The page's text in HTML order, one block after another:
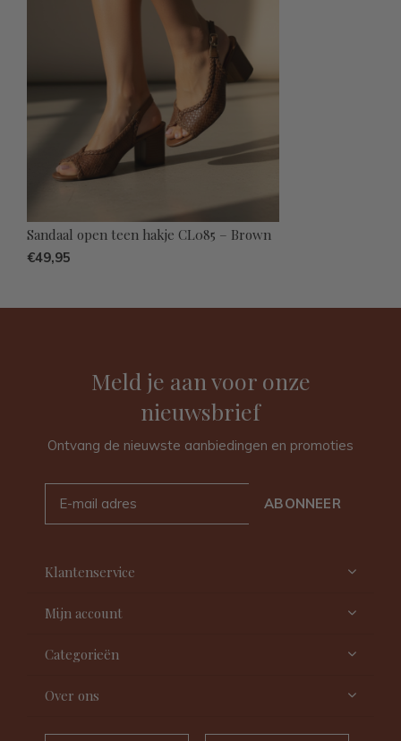
Sandaal open teen hakje CL085 – Brown
€49,95
Meld je aan voor onze
nieuwsbrief
Ontvang de nieuwste aanbiedingen en promoties
ABONNEER
Klantenservice
Mijn account
Categorieën
Over ons